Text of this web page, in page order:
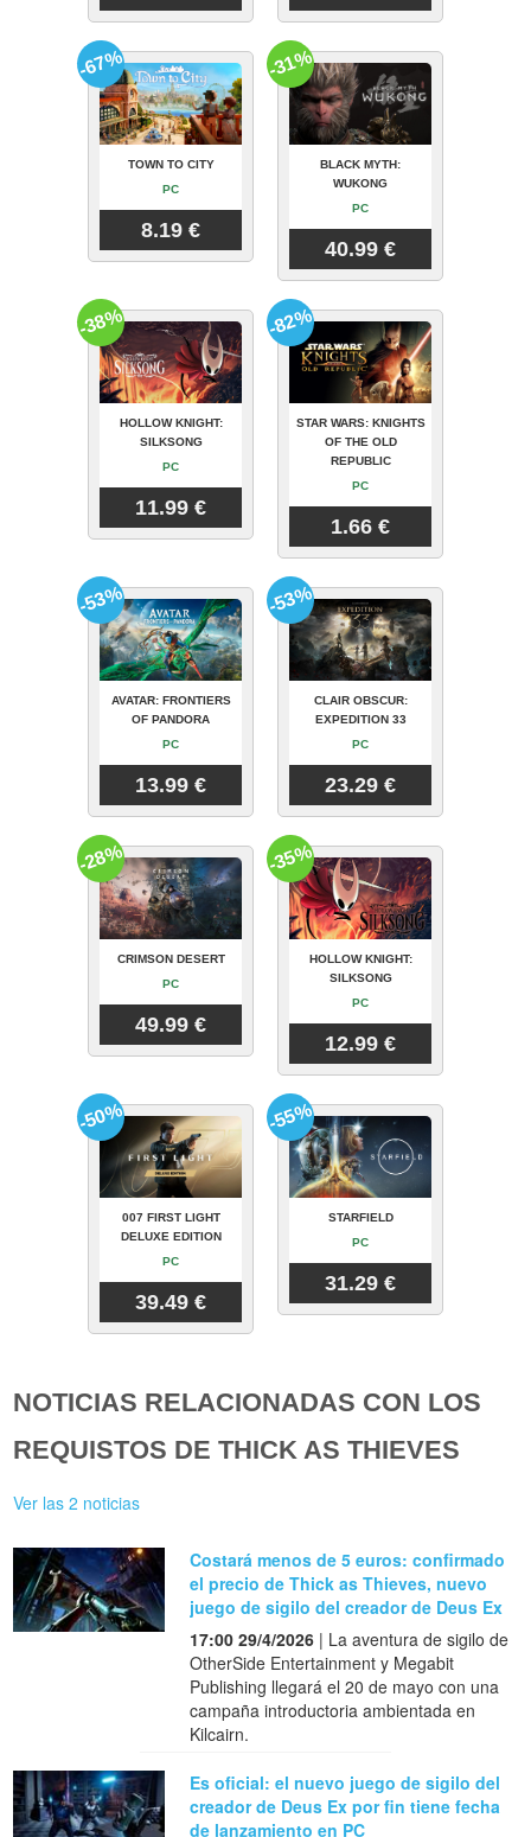
TOWN TO CITY
PC
8.19 €
-67%
BLACK MYTH:
WUKONG
PC
40.99 €
-31%
HOLLOW KNIGHT:
SILKSONG
PC
11.99 €
-38%
STAR WARS: KNIGHTS
OF THE OLD
REPUBLIC
PC
1.66 €
-82%
AVATAR: FRONTIERS
OF PANDORA
PC
13.99 €
-53%
CLAIR OBSCUR:
EXPEDITION 33
PC
23.29 €
-53%
CRIMSON DESERT
PC
49.99 €
-28%
HOLLOW KNIGHT:
SILKSONG
PC
12.99 €
-35%
007 FIRST LIGHT
DELUXE EDITION
PC
39.49 €
-50%
STARFIELD
PC
31.29 €
-55%
NOTICIAS RELACIONADAS CON LOS
REQUISTOS DE THICK AS THIEVES
Ver las 2 noticias
Costará menos de 5 euros: confirmado
el precio de Thick as Thieves, nuevo
juego de sigilo del creador de Deus Ex
17:00 29/4/2026 | La aventura de sigilo de
OtherSide Entertainment y Megabit
Publishing llegará el 20 de mayo con una
campaña introductoria ambientada en
Kilcairn.
Es oficial: el nuevo juego de sigilo del
creador de Deus Ex por fin tiene fecha
de lanzamiento en PC